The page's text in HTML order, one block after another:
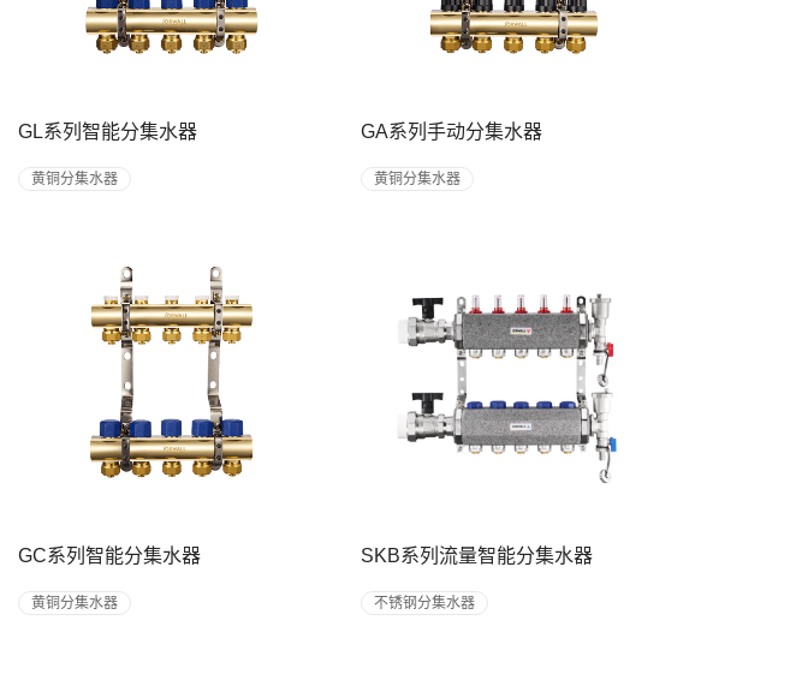
GL系列智能分集水器
黄铜分集水器
GA系列手动分集水器
黄铜分集水器
GC系列智能分集水器
黄铜分集水器
SKB系列流量智能分集水器
不锈钢分集水器